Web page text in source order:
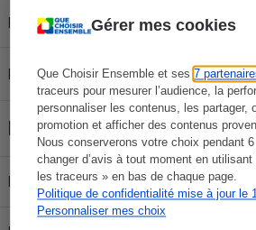
Gérer mes cookies
Que Choisir Ensemble et ses7
traceurs pour mesurer l’audience, la
personnaliser les contenus, les partager,
promotion et afficher des contenus
Nous conserverons votre choix pendant
changer d’avis à tout moment en
les traceurs » en bas de chaque page.
Politique de confidentialité mise à jour le
Personnaliser mes choix
Référence
Prix indicatif
Filtres à charbon
Indicateur de saturation